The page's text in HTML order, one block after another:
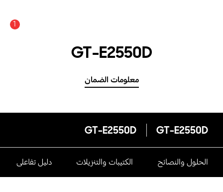
1
GT-E2550D
معلومات الضمان
GT-E2550D
GT-E2550D
الحلول والنصائح الكتيبات والتنزيلات دليل تفاعلى